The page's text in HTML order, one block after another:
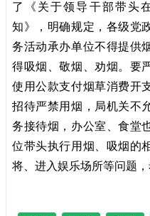
了《关于领导干部带头
知》，明确规定，各级党
务活动承办单位不得提供
得吸烟、敬烟、劝烟。要
使用公款支付烟草消费开
招待严禁用烟，局机关不
务接待烟，办公室、食堂
位带头执行用烟、吸烟的
将、进入娱乐场所等问题